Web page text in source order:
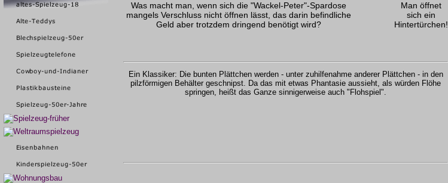
Was macht man, wenn sich die "Wackel-Peter"-Spardose
mangels Verschluss nicht öffnen lässt, das darin befindliche
Geld aber trotzdem dringend benötigt wird?
Man öffnet
sich ein
Hintertürchen!
Ein Klassiker: Die bunten Plättchen werden - unter zuhilfenahme anderer Plättchen - in den
pilzförmigen Behälter geschnipst. Da das mit etwas Phantasie aussieht, als würden Flöhe
springen, heißt das Ganze sinnigerweise auch "Flohspiel".